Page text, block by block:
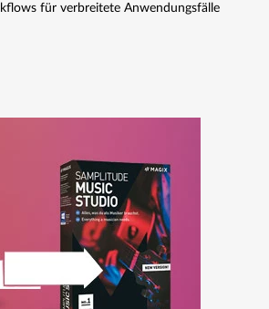
für verbreitete Anwendungsfälle